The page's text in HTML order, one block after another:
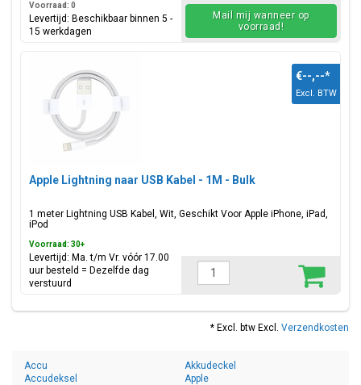
Voorraad: 0
Levertijd: Beschikbaar binnen 5 -
15 werkdagen
Mail mij wanneer op
voorraad!
Apple Lightning naar USB Kabel - 1M - Bulk
1 meter Lightning USB Kabel, Wit, Geschikt Voor Apple iPhone, iPad,
iPod
€--,--*
Excl. BTW
Voorraad: 30+
Levertijd: Ma. t/m Vr. vóór 17.00
uur besteld = Dezelfde dag
verstuurd
* Excl. btw Excl. Verzendkosten
Accu
Accudeksel
Akkudeckel
Apple